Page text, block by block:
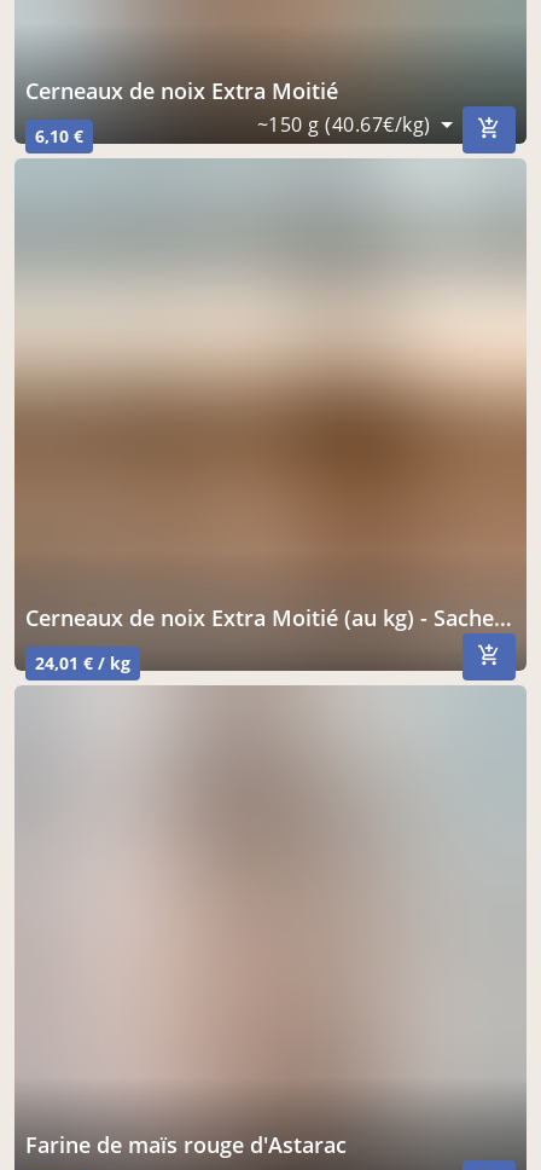
Cerneaux de noix Extra Moitié
6,10 € ~150 g (40.67€/kg)
Cerneaux de noix Extra Moitié (au kg) - Sachet de 2kg
24,01 € / kg
Farine de maïs rouge d'Astarac